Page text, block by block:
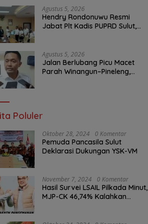
Agustus 5, 2026
Hendry Rondonuwu Resmi
Jabat Plt Kadis PUPRD Sulut,
Layanan Publik
Agustus 5, 2026
Jalan Berlubang Picu Macet
Parah Winangun–Pineleng,
Poluler
Oktober 28, 2024 0 Komentar
Pemuda Pancasila Sulut
Deklarasi Dukungan YSK-VM
November 7, 2024 0 Komentar
Hasil Survei LSAIL Pilkada Minut,
MJP-CK 46,74% Kalahkan